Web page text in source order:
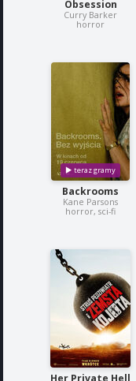
Obsession
Curry Barker
horror
Backrooms
Kane Parsons
horror, sci-fi